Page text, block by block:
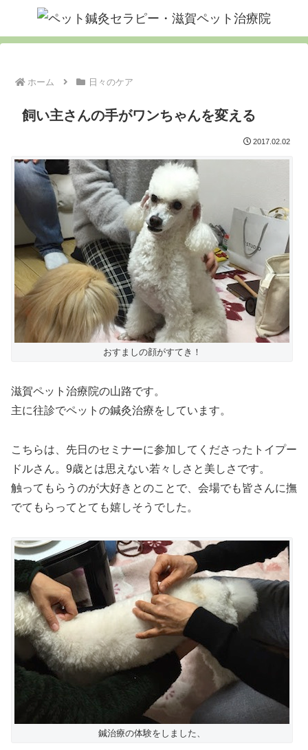
ホーム 日々のケア
飼い主さんの手がワンちゃんを変える
2017.02.02
おすましの顔がすてき！
滋賀ペット治療院の山路です。
主に往診でペットの鍼灸治療をしています。
こちらは、先日のセミナーに参加してくださったトイプー
ドルさん。9歳とは思えない若々しさと美しさです。
触ってもらうのが大好きとのことで、会場でも皆さんに撫
でてもらってとても嬉しそうでした。
鍼治療の体験をしました、